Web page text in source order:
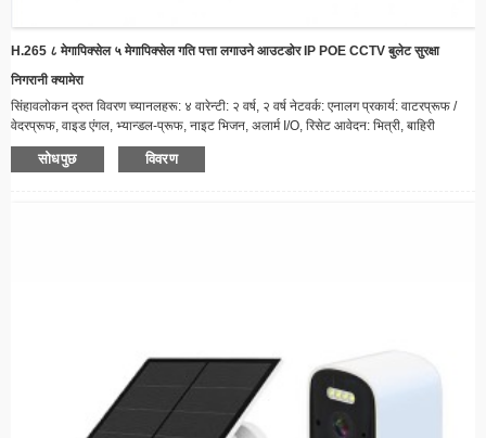
H.265 ८ मेगापिक्सेल ५ मेगापिक्सेल गति पत्ता लगाउने आउटडोर IP POE CCTV बुलेट सुरक्षा
निगरानी क्यामेरा
सिंहावलोकन द्रुत विवरण च्यानलहरू: ४ वारेन्टी: २ वर्ष, २ वर्ष नेटवर्क: एनालग प्रकार्य: वाटरप्रूफ /
वेदरप्रूफ, वाइड एंगल, भ्यान्डल-प्रूफ, नाइट भिजन, अलार्म I/O, रिसेट आवेदन: भित्री, बाहिरी
अनुकूलित समर्थन: अनलाइन प्राविधिक समर्थन, अनुकूलित लोगो, OEM, ODM, सफ्टवेयर पुन:
इन्जिनियरिङ उत्पत्ति स्थान: चीन ब्रान्ड नाम: सनिभिजन मोडेल नम्बर: AP-D116SGH-50PXE
सोधपुछ विवरण